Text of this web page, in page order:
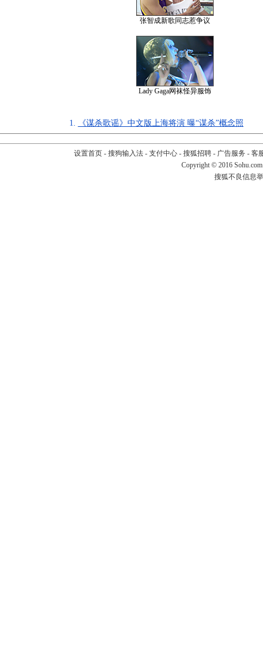
张智成新歌同志惹争议
Lady Gaga网袜怪异服饰
1. 《谋杀歌谣》中文版上海将演 曝“谋杀”概念照
设置首页- 搜狗输入法- 支付中心- 搜狐招聘- 广告服务 - 客
Copyright © 2016
搜狐不良信息